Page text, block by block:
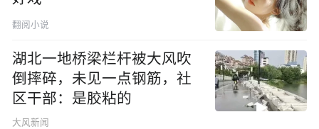
翻阅小说
湖北一地桥梁栏杆被大风吹
倒摔碎，未见一点钢筋，社
区干部：是胶粘的
大风新闻